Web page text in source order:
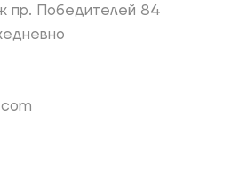
пр. Победителей 84